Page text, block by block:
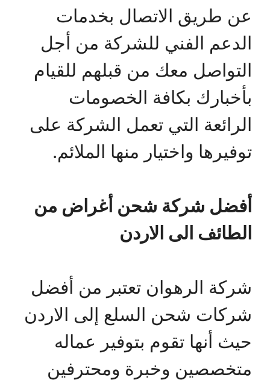
عن طريق الاتصال بخدمات
الدعم الفني للشركة من أجل
التواصل معك من قبلهم للقيام
بأخبارك بكافة الخصومات
الرائعة التي تعمل الشركة على
توفيرها واختيار منها الملائم.
أفضل شركة شحن أغراض من
الطائف الى الاردن
شركة الرهوان تعتبر من أفضل
شركات شحن السلع إلى الاردن
حيث أنها تقوم بتوفير عماله
متخصصين وخبرة ومحترفين